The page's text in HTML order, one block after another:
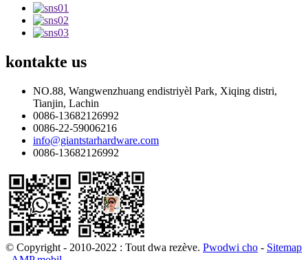
kontakte us
NO.88, Wangwenzhuang endistriyèl Park, Xiqing distri,
Tianjin, Lachin
0086-13682126992
0086-22-59006216
info@giantstarhardware.com
0086-13682126992
© Copyright - 2010-2022 : Tout dwa rezève. Pwodwi cho - Sitemap